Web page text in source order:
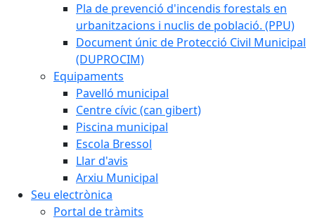
Pla de prevenció d'incendis forestals en
urbanitzacions i nuclis de població. (PPU)
Document únic de Protecció Civil Municipal
(DUPROCIM)
Equipaments
Pavelló municipal
Centre cívic (can gibert)
Piscina municipal
Escola Bressol
Llar d'avis
Arxiu Municipal
Seu electrònica
Portal de tràmits